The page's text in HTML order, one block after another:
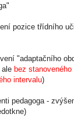
pozice třídního
"adaptačního
bez stanoveného
intervalu)
pedagoga -